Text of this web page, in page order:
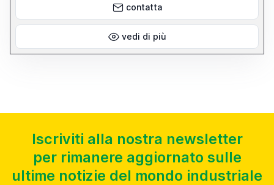
serraggio Manuale Completo di morsa, piastra angolare e pompa
del refrigerante. La macchina è in ottime condizioni e funzionante.
contatta
vedi di più
Iscriviti alla nostra newsletter
per rimanere aggiornato sulle
ultime notizie del mondo industriale